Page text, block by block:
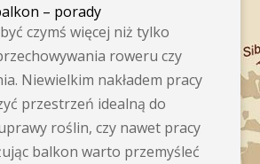
– porady
czymś więcej niż tylko
roweru czy
Niewielkim nakładem pracy
przestrzeń idealną do
roślin, czy nawet pracy
balkon warto przemyśleć